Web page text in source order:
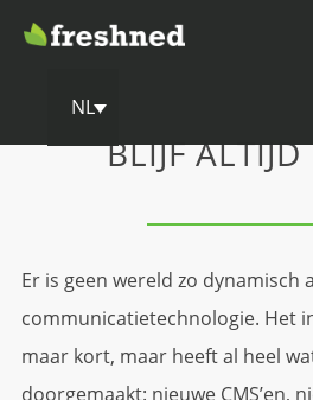
NL
BLIJF ALTIJD
Er is geen wereld zo dynamisch
communicatietechnologie. Het
maar kort, maar heeft al heel
doorgemaakt: nieuwe CMS’en,